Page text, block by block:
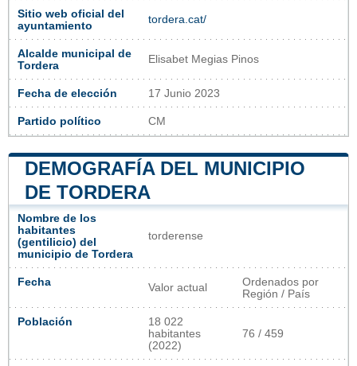
Sitio web oficial del
ayuntamiento
tordera.cat/
Alcalde municipal de
Tordera
Elisabet Megias Pinos
Fecha de elección 17 Junio 2023
Partido político CM
DEMOGRAFÍA DEL MUNICIPIO
DE TORDERA
Nombre de los
habitantes
(gentilicio) del
municipio de Tordera
torderense
Fecha Valor actual
Ordenados por
Región / País
Población
18 022
habitantes
(2022)
76 / 459